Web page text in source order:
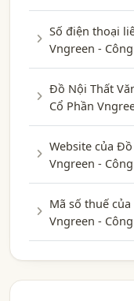
Số điện thoại
Vngreen -
Đồ Nội Thất
Cổ Phần
Website của
Vngreen -
Mã số thuế
Vngreen -